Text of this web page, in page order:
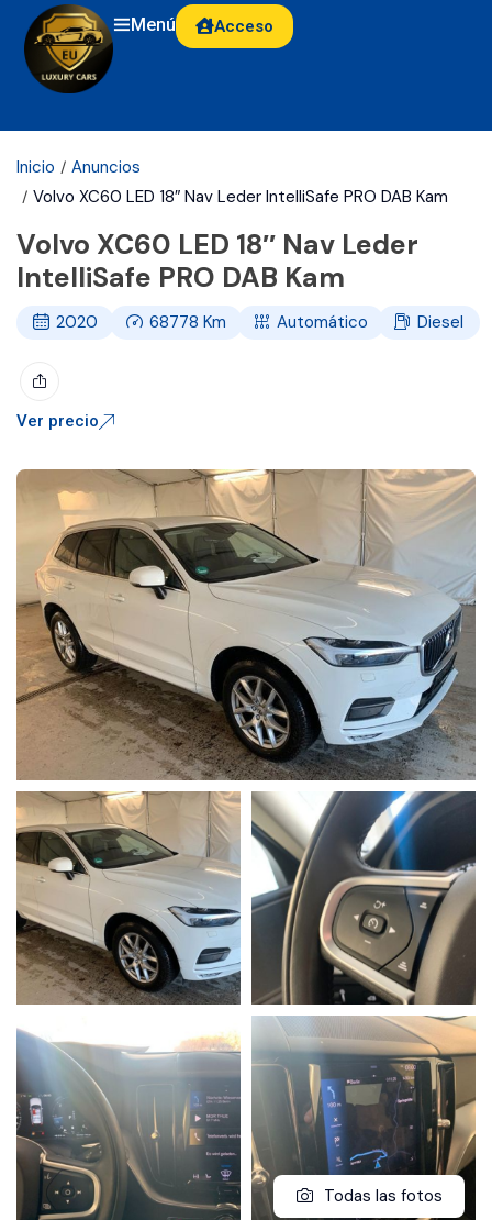
Menú Acceso
Inicio
Anuncios
Volvo XC60 LED 18″ Nav Leder IntelliSafe PRO DAB Kam
Volvo XC60 LED 18″ Nav Leder
IntelliSafe PRO DAB Kam
2020 68778Km Automático Diesel
Ver precio
Todas las fotos